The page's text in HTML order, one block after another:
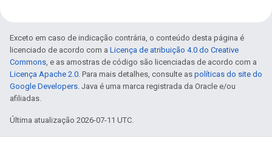
Exceto em caso de indicação contrária, o conteúdo desta página é
licenciado de acordo com a Licença de atribuição 4.0 do Creative
Commons, e as amostras de código são licenciadas de acordo com a
Licença Apache 2.0. Para mais detalhes, consulte as políticas do site do
Google Developers. Java é uma marca registrada da Oracle e/ou
afiliadas.
Última atualização 2026-07-11 UTC.